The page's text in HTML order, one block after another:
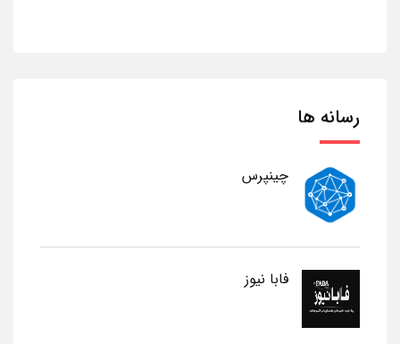
رسانه ها
چینپرس
فابا نیوز